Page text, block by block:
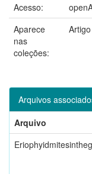
Acesso:
Aparece
nas
coleções:
Arquivos
Arquivo